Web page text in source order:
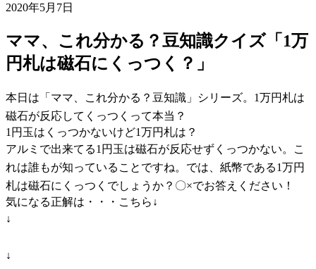
2020年5月7日
ママ、これ分かる？豆知識クイズ「1万
円札は磁石にくっつく？」
本日は「ママ、これ分かる？豆知識」シリーズ。1万円札は
磁石が反応してくっつくって本当？
1円玉はくっつかないけど1万円札は？
アルミで出来てる1円玉は磁石が反応せずくっつかない。こ
れは誰もが知っていることですね。では、紙幣である1万円
札は磁石にくっつくでしょうか？〇×でお答えください！
気になる正解は・・・こちら↓
↓
↓